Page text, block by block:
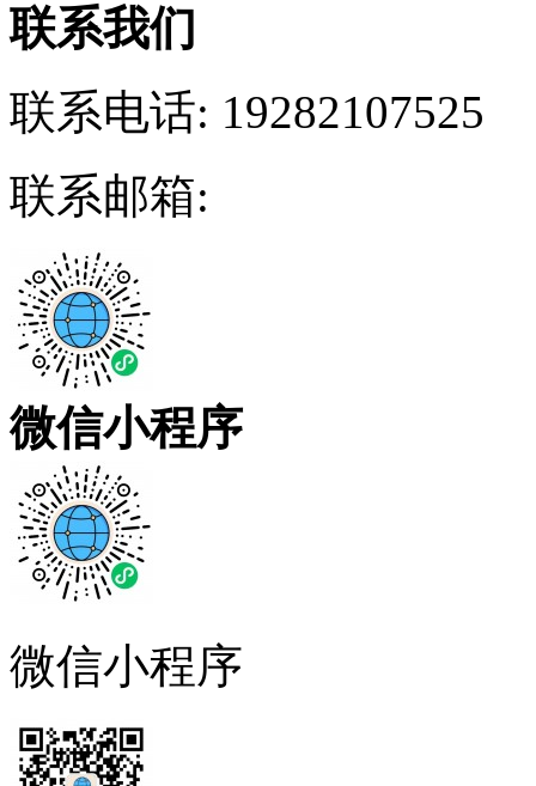
联系我们
联系电话: 19282107525
联系邮箱:
微信小程序
微信小程序